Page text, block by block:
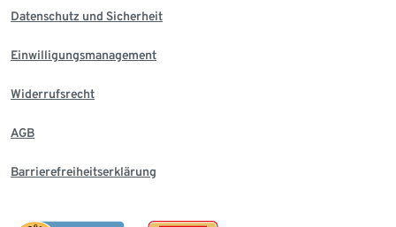
Datenschutz und Sicherheit
Einwilligungsmanagement
Widerrufsrecht
AGB
Barrierefreiheitserklärung